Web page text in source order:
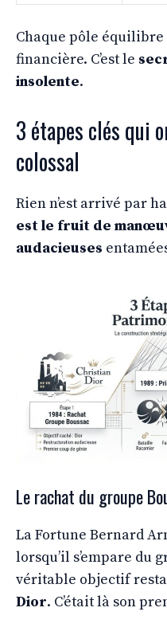
Chaque pôle équilibre
financière. C’est le
insolente.
3 étapes clés qui
colossal
Rien n’est arrivé par
est le fruit de
audacieuses
Le rachat du groupe
La Fortune Bernard
lorsqu’il s’empare du
véritable objectif
Dior. C’était là son